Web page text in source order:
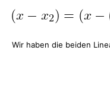
Wir haben die beiden